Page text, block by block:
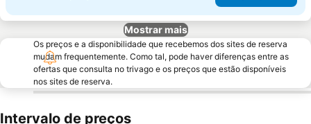
Mostrar mais
Os preços e a disponibilidade que recebemos dos sites de reserva
mudam frequentemente. Como tal, pode haver diferenças entre as
ofertas que consulta no trivago e os preços que estão disponíveis
nos sites de reserva.
Intervalo de preços